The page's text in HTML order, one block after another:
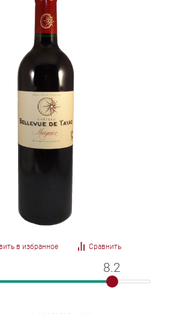
в избранное Сравнить
8.2
8.2